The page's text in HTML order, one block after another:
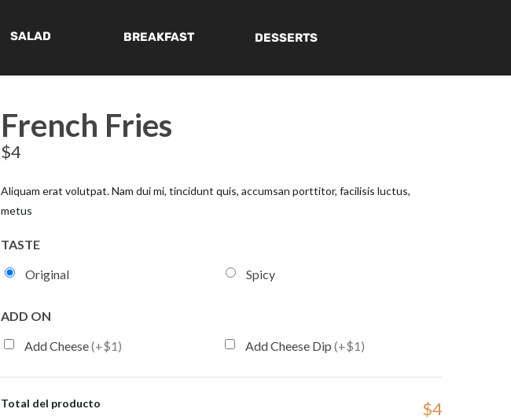
SALAD BREAKFAST DESSERTS
French Fries
$4
Aliquam erat volutpat. Nam dui mi, tincidunt quis, accumsan porttitor, facilisis luctus,
metus
TASTE
Original
Spicy
ADD ON
Add Cheese(+$1) Add Cheese Dip(+$1)
Total del producto $4